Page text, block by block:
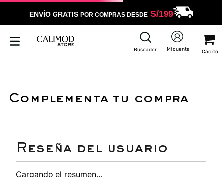
ENVÍO GRATIS POR COMPRAS DESDES/199
complementa tu compra
Cargando el resumen…